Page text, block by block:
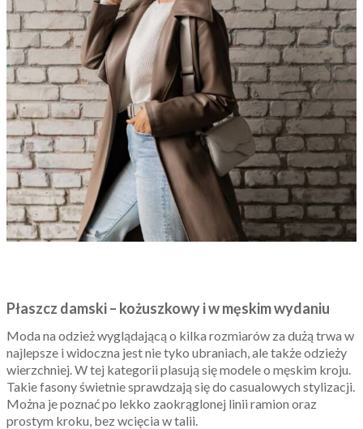
Płaszcz damski – kożuszkowy i w męskim wydaniu
Moda na odzież wyglądającą o kilka rozmiarów za dużą trwa w
najlepsze i widoczna jest nie tyko ubraniach, ale także odzieży
wierzchniej. W tej kategorii plasują się modele o męskim kroju.
Takie fasony świetnie sprawdzają się do casualowych stylizacji.
Można je poznać po lekko zaokrąglonej linii ramion oraz
prostym kroku, bez wcięcia w talii.